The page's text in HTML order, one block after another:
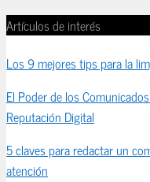
Artículos de interés
Los 9 mejores tips para la
El Poder de los
Reputación Digital
5 claves para redactar un
atención